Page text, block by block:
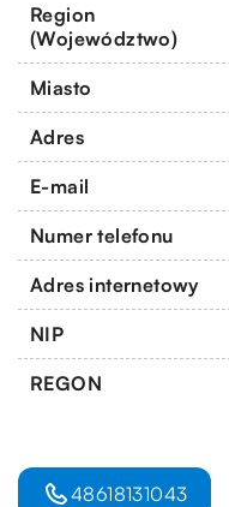
Region
(Województwo)
Miasto
Adres
E-mail
Numer telefonu
Adres internetowy
NIP
REGON
48618131043